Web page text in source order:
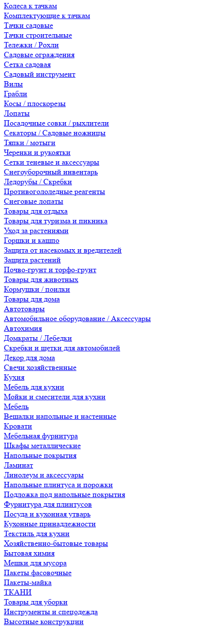
Колеса к тачкам
Комплектующие к тачкам
Тачки садовые
Тачки строительные
Тележки / Рохли
Садовые ограждения
Сетка садовая
Садовый инструмент
Вилы
Грабли
Косы / плоскорезы
Лопаты
Посадочные совки / рыхлители
Секаторы / Садовые ножницы
Тяпки / мотыги
Черенки и рукоятки
Сетки теневые и аксессуары
Снегоуборочный инвентарь
Ледорубы / Скребки
Противогололедные реагенты
Снеговые лопаты
Товары для отдыха
Товары для туризма и пикника
Уход за растениями
Горшки и кашпо
Защита от насекомых и вредителей
Защита растений
Почво-грунт и торфо-грунт
Товары для животных
Кормушки / поилки
Товары для дома
Автотовары
Автомобильное оборудование / Аксессуары
Автохимия
Домкраты / Лебедки
Скребки и щетки для автомобилей
Декор для дома
Свечи хозяйственные
Кухня
Мебель для кухни
Мойки и смесители для кухни
Мебель
Вешалки напольные и настенные
Кровати
Мебельная фурнитура
Шкафы металлические
Напольные покрытия
Ламинат
Линолеум и аксессуары
Напольные плинтуса и порожки
Подложка под напольные покрытия
Фурнитура для плинтусов
Посуда и кухонная утварь
Кухонные принадлежности
Текстиль для кухни
Хозяйственно-бытовые товары
Бытовая химия
Мешки для мусора
Пакеты фасовочные
Пакеты-майка
ТКАНИ
Товары для уборки
Инструменты и спецодежда
Высотные конструкции